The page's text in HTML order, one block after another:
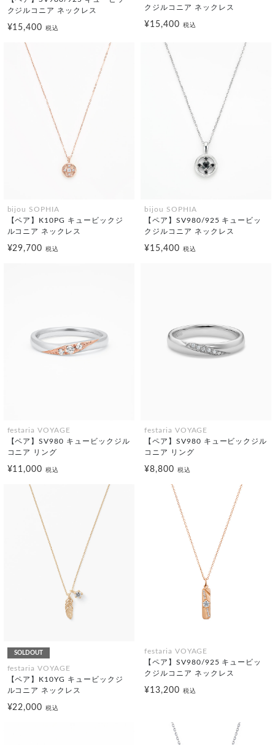
クジルコニア ネックレス
¥15,400税込
クジルコニア ネックレス
¥15,400 税込
bijou SOPHIA
【ペア】K10PG キュービックジ
ルコニア ネックレス
¥29,700税込
bijou SOPHIA
【ペア】SV980/925 キュービッ
クジルコニア ネックレス
¥15,400 税込
festaria VOYAGE
【ペア】SV980 キュービックジル
コニア リング
¥11,000税込
festaria VOYAGE
【ペア】SV980 キュービックジル
コニア リング
¥8,800 税込
SOLDOUT
festaria VOYAGE
【ペア】K10YG キュービックジ
ルコニア ネックレス
¥22,000税込
festaria VOYAGE
【ペア】SV980/925 キュービッ
クジルコニア ネックレス
¥13,200 税込